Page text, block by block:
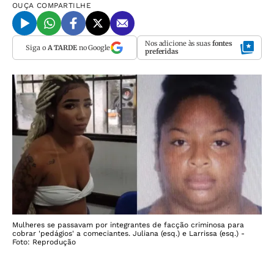
OUÇA COMPARTILHE
Siga o A TARDEno Google Nos adicione às suas fontes
preferidas
Mulheres se passavam por integrantes de facção criminosa para
cobrar 'pedágios' a comeciantes. Juliana (esq.) e Larrissa (esq.) -
Foto: Reprodução